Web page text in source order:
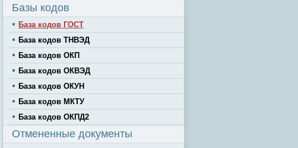
Базы кодов
База кодов ГОСТ
База кодов ТНВЭД
База кодов ОКП
База кодов ОКВЭД
База кодов ОКУН
База кодов МКТУ
База кодов ОКПД2
Отмененные документы